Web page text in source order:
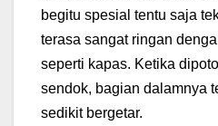
begitu spesial tentu saja
terasa sangat ringan
seperti kapas. Ketika
sendok, bagian dalamnya
sedikit bergetar.